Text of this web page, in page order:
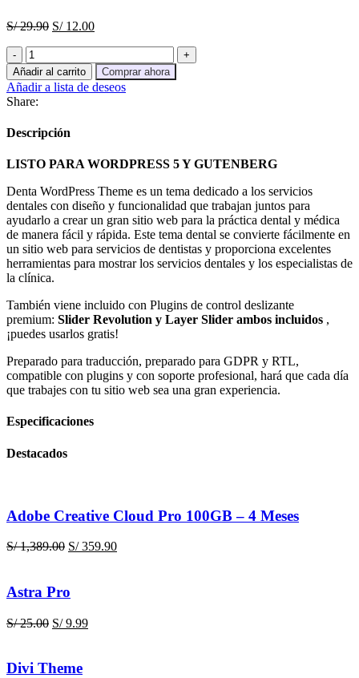
S/29.90 El
era:
S/ 29.90.
S/12.00El
es:
S/ 12.00.
Denta
-
Tema
WP
para
clínica
dental
Añadir al carrito Comprar ahora
Añadir a lista de deseos
Share:
Descripción
LISTO PARA WORDPRESS 5 Y GUTENBERG
Denta WordPress Theme es un tema dedicado a los servicios
dentales con diseño y funcionalidad que trabajan juntos para
ayudarlo a crear un gran sitio web para la práctica dental y médica
de manera fácil y rápida. Este tema dental se convierte fácilmente en
un sitio web para servicios de dentistas y proporciona excelentes
herramientas para mostrar los servicios dentales y los especialistas de
la clínica.
También viene incluido con Plugins de control deslizante
premium: Slider Revolution y Layer Slider ambos incluidos ,
¡puedes usarlos gratis!
Preparado para traducción, preparado para GDPR y RTL,
compatible con plugins y con soporte profesional, hará que cada día
que trabajes con tu sitio web sea una gran experiencia.
Especificaciones
Destacados
Adobe Creative Cloud Pro 100GB – 4 Meses
S/1,389.00 El
era:
S/ 1,389.00.
S/359.90El
Astra Pro
S/25.00 El
era:
S/9.99El
Divi Theme